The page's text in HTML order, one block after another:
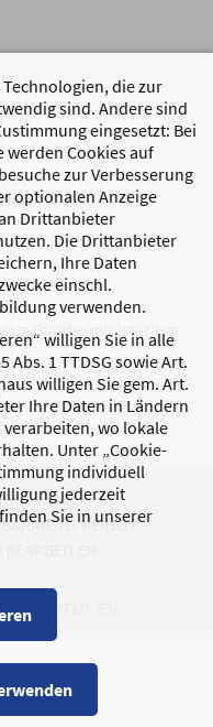
die zur
sind. Andere sind
eingesetzt: Bei
werden Cookies auf
zur Verbesserung
optionalen Anzeige
Drittanbieter
Die Drittanbieter
Ihre Daten
einschl.
verwenden.
willigen Sie in alle
1 TTDSG sowie Art.
willigen Sie gem. Art.
Ihre Daten in Ländern
wo lokale
Unter „Cookie-
individuell
jederzeit
Sie in unserer
Bundesministerium
BARRIEREFREIHEIT
E.V.